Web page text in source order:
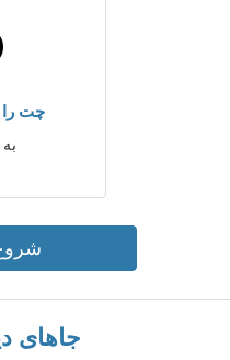
چت را
جاهای